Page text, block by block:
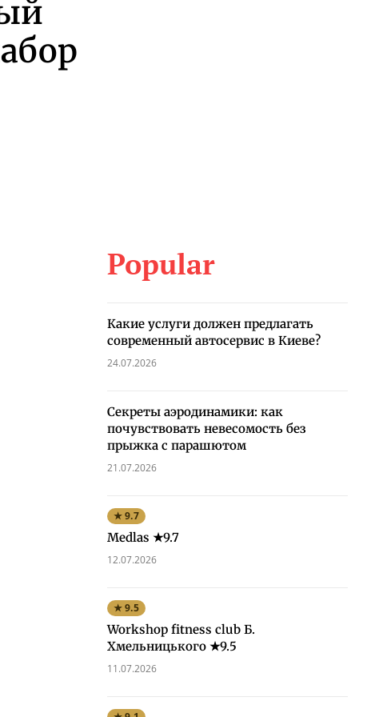
Popular
Какие услуги должен предлагать
современный автосервис в Киеве?
24.07.2026
Секреты аэродинамики: как
почувствовать невесомость без
прыжка с парашютом
21.07.2026
★ 9.7
Medlas ★9.7
12.07.2026
★ 9.5
Workshop fitness club Б.
Хмельницького ★9.5
11.07.2026